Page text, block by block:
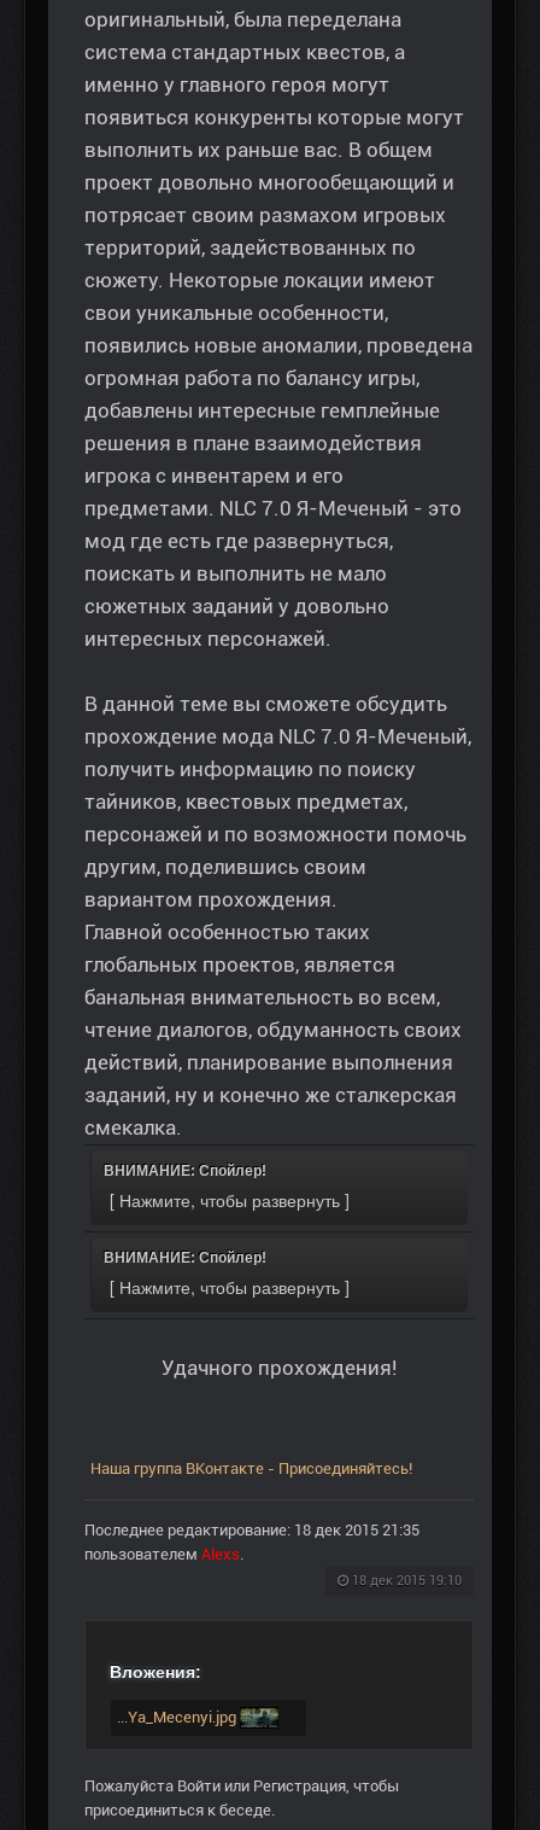
оригинальный, была переделана
система стандартных квестов, а
именно у главного героя могут
появиться конкуренты которые могут
выполнить их раньше вас. В общем
проект довольно многообещающий и
потрясает своим размахом игровых
территорий, задействованных по
сюжету. Некоторые локации имеют
свои уникальные особенности,
появились новые аномалии, проведена
огромная работа по балансу игры,
добавлены интересные гемплейные
решения в плане взаимодействия
игрока с инвентарем и его
предметами. NLC 7.0 Я-Меченый - это
мод где есть где развернуться,
поискать и выполнить не мало
сюжетных заданий у довольно
интересных персонажей.
В данной теме вы сможете обсудить
прохождение мода NLC 7.0 Я-Меченый,
получить информацию по поиску
тайников, квестовых предметах,
персонажей и по возможности помочь
другим, поделившись своим
вариантом прохождения.
Главной особенностью таких
глобальных проектов, является
банальная внимательность во всем,
чтение диалогов, обдуманность своих
действий, планирование выполнения
заданий, ну и конечно же сталкерская
смекалка.
ВНИМАНИЕ: Спойлер!
ВНИМАНИЕ: Спойлер!
Удачного прохождения!
Наша группа ВКонтакте - Присоединяйтесь!
Последнее редактирование: 18 дек 2015 21:35
пользователем Alexs
18 дек 2015 19:10
Вложения:
...Ya_Mecenyi.jpg
Пожалуйста Войти или Регистрация , чтобы
присоединиться к беседе.